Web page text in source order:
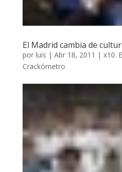
El Madrid cambia de
por luis | Abr 18, 2011 | x10.
Crackómetro